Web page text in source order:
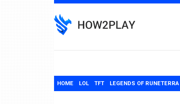
to
content
HOME LOL TFT LEGENDS OF RUNETERRA